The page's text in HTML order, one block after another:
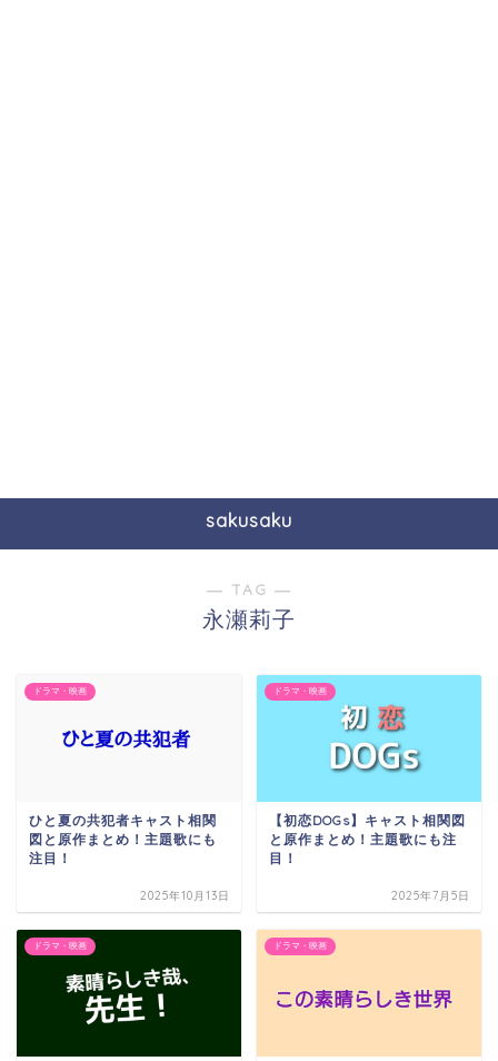
sakusaku
― TAG ―
永瀬莉子
ドラマ・映画
ひと夏の共犯者キャスト相関
図と原作まとめ！主題歌にも
注目！
2025年10月13日
ドラマ・映画
【初恋DOGs】キャスト相関図
と原作まとめ！主題歌にも注
目！
2025年7月5日
ドラマ・映画 ドラマ・映画